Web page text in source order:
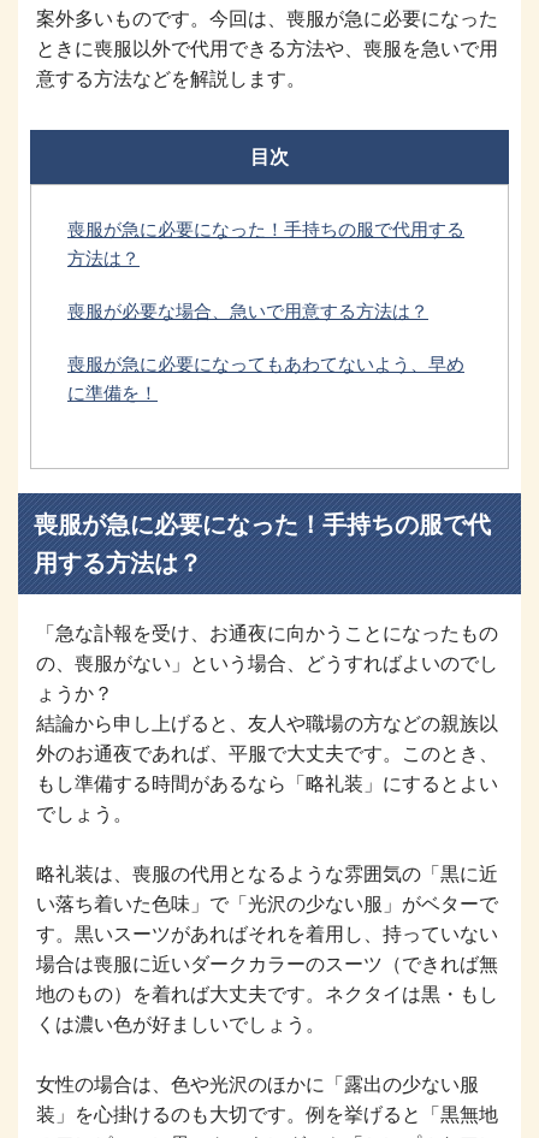
案外多いものです。今回は、喪服が急に必要になった
ときに喪服以外で代用できる方法や、喪服を急いで用
意する方法などを解説します。
目次
喪服が急に必要になった！手持ちの服で代用する
方法は？
喪服が必要な場合、急いで用意する方法は？
喪服が急に必要になってもあわてないよう、早め
に準備を！
喪服が急に必要になった！手持ちの服で代
用する方法は？
「急な訃報を受け、お通夜に向かうことになったもの
の、喪服がない」という場合、どうすればよいのでし
ょうか？
結論から申し上げると、友人や職場の方などの親族以
外のお通夜であれば、平服で大丈夫です。このとき、
もし準備する時間があるなら「略礼装」にするとよい
でしょう。
略礼装は、喪服の代用となるような雰囲気の「黒に近
い落ち着いた色味」で「光沢の少ない服」がベターで
す。黒いスーツがあればそれを着用し、持っていない
場合は喪服に近いダークカラーのスーツ（できれば無
地のもの）を着れば大丈夫です。ネクタイは黒・もし
くは濃い色が好ましいでしょう。
女性の場合は、色や光沢のほかに「露出の少ない服
装」を心掛けるのも大切です。例を挙げると「黒無地